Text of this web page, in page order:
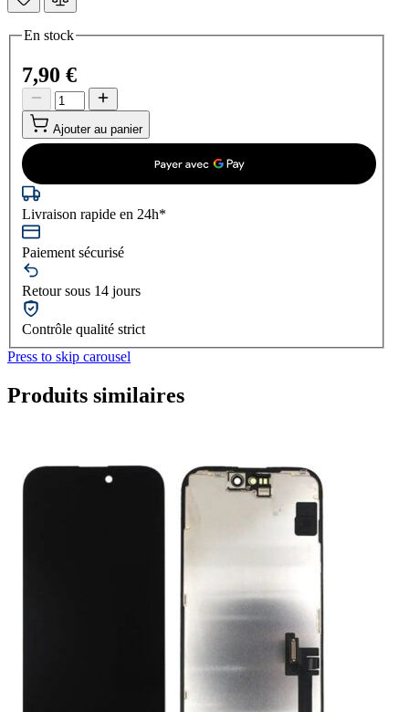
En stock
7,90 €
Ajouter au panier
Livraison rapide en 24h*
Paiement sécurisé
Retour sous 14 jours
Contrôle qualité strict
Press to skip carousel
Produits similaires